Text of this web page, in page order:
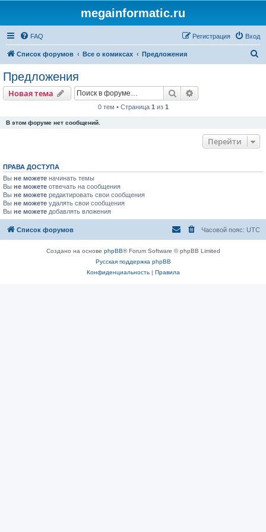
megainformatic.ru
FAQ Вход
Регистрация
Список форумов Все о комиксах Предложения
Предложения
Новая тема Поиск
0 тем • Страница 1 из 1
В этом форуме нет сообщений.
Перейти
ПРАВА ДОСТУПА
Вы не можете начинать темы
Вы не можете отвечать на сообщения
Вы не можете редактировать свои сообщения
Вы не можете удалять свои сообщения
Вы не можете добавлять вложения
Список форумов Часовой пояс: UTC
Создано на основе phpBB® Forum Software © phpBB Limited
Русская поддержка phpBB
Конфиденциальность| Правила